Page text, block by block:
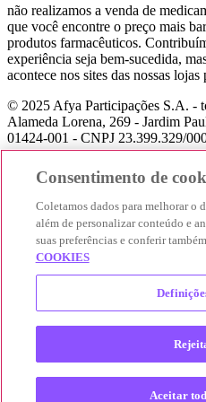
não realizamos a venda de
que você encontre o preço mais
produtos farmacêuticos.
experiência seja bem-sucedida,
acontece nos sites das nossas lojas
© 2025 Afya Participações S.A. -
Alameda Lorena, 269 - Jardim
01424-001 - CNPJ 23.399.329/
Consentimento de
Coletamos dados para melhorar o
além de personalizar conteúdo e
suas preferências e conferir
COOKIES
Aceitar